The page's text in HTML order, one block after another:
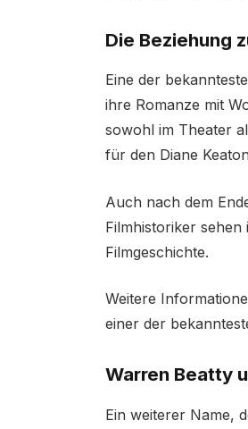
Die Beziehung
Eine der
ihre Romanze mit
sowohl im Theater
für den Diane
Auch nach dem
Filmhistoriker
Filmgeschichte.
Weitere
einer der
Warren Beatty
Ein weiterer Name,